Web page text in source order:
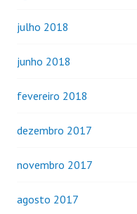
julho 2018
junho 2018
fevereiro 2018
dezembro 2017
novembro 2017
agosto 2017